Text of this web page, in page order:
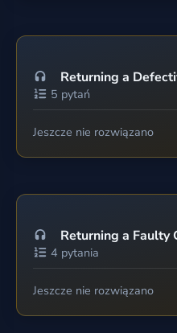
Returning a
5 pytań
Jeszcze nie rozwiązano
Returning a Faulty
4 pytania
Jeszcze nie rozwiązano